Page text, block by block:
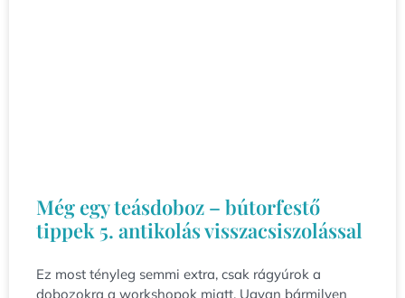
Még egy teásdoboz – bútorfestő
tippek 5. antikolás visszacsiszolással
Ez most tényleg semmi extra, csak rágyúrok a
dobozokra a workshopok miatt. Ugyan bármilyen